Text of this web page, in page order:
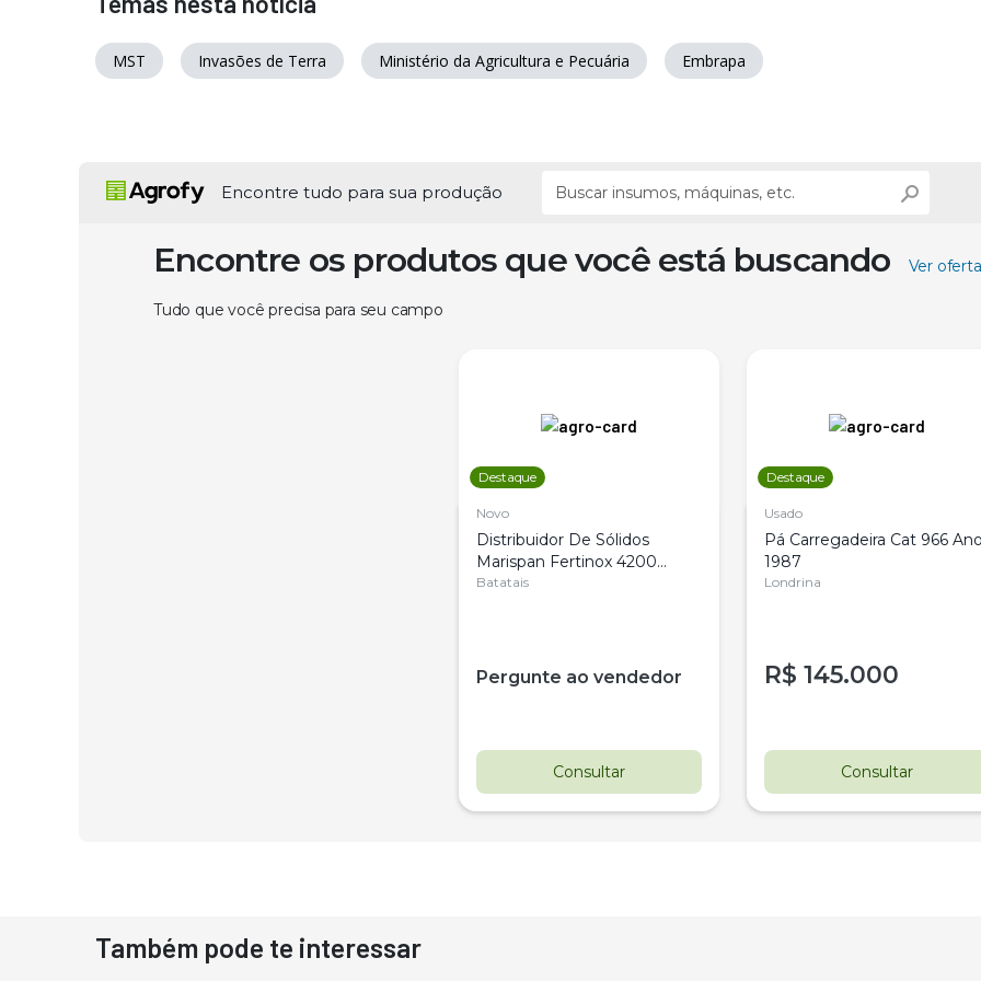
MST Invasões de Terra Ministério da Agricultura e Pecuária Embrapa
Encontre tudo para sua produção
Encontre os produtos que você está buscando Ver
Tudo que você precisa para seu campo
Destaque
Novo
Distribuidor De Sólidos
Marispan Fertinox 4200
Citrus
Batatais
Pergunte ao vendedor
Consultar
Destaque
Usado
Pá Carregadeira Cat 966
1987
Londrina
R$ 145.000
Consultar
Também pode te interessar